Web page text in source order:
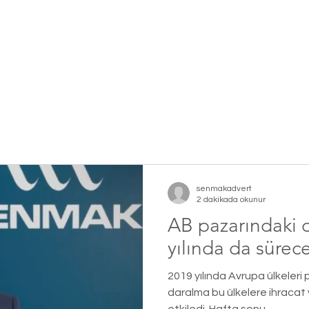
AB pazarındaki
yılında da
2019 yılında Avrupa ülkeleri
daralma bu ülkelere ihracat
senmakadvert
2 dakikada okunur